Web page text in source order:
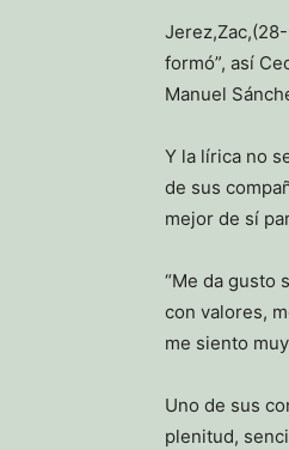
formó”, así
Manuel
Y la lírica no
de sus
mejor de sí
“Me da gusto
con valores,
me siento
Uno de sus
plenitud,